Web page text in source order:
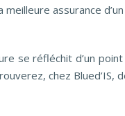
assurance
se réfléchit d’un
chez